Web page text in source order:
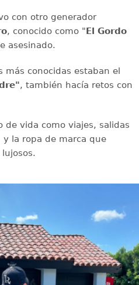
con otro generador
, conocido como "El Gordo
asesinado.
más conocidas estaban el
, también hacía retos con
de vida como viajes, salidas
la ropa de marca que